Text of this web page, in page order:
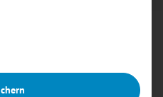
Gruppen, für die eine